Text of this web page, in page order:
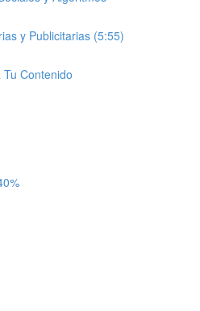
y Publicitarias (5:55)
Contenido